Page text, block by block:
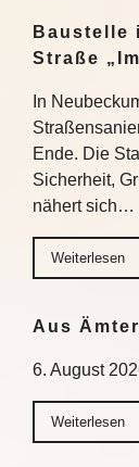
Baustelle
Straße
In
Ende. Die
Sicherheit,
nähert sich…
Weiterlesen
Aus
6. August
Weiterlesen